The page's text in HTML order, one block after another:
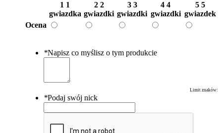
1 1
gwiazdka
2 2
gwiazdki
3 3
gwiazdki
4 4
gwiazdki
5 5
gwiazdek
Ocena
*Napisz co myślisz o tym produkcie
Limit znaków:
*Podaj swój nick